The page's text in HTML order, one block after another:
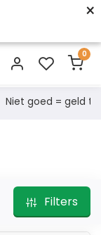
×
0
Niet goed = geld
Filters